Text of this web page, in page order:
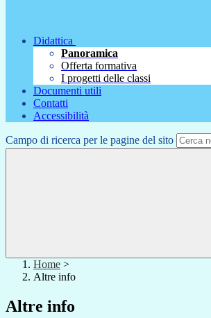
Didattica
Panoramica
Offerta formativa
I progetti delle classi
Documenti utili
Contatti
Accessibilità
Campo di ricerca per le pagine del sito
Home >
Altre info
Altre info